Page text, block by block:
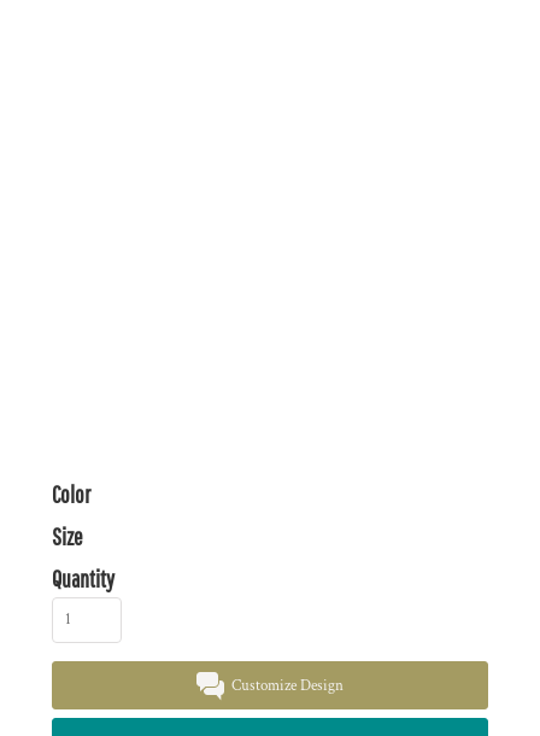
Color
Size
Quantity
Customize Design